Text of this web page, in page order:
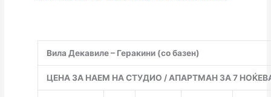
Вила Декавиле – Геракини (со базен)
ЦЕНА ЗА НАЕМ НА СТУДИО / АПАРТМАН ЗА 7